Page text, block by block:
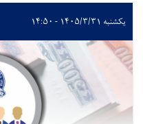
یکشنبه ۱۴۰۵/۳/۳۱ - ۱۴:۵۰